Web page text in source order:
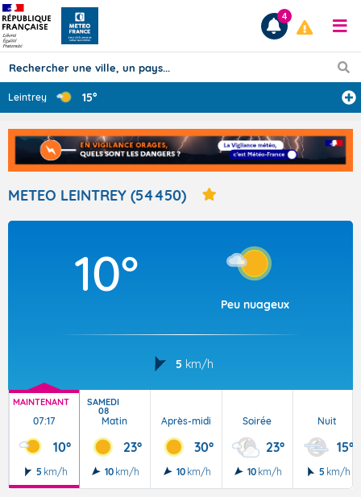
Prévisions
TOUS LES RÉSULTATS
Articles
4
Leintrey 15°
METEO LEINTREY (54450)
10°
Peu nuageux
5 km/h
MAINTENANT
07:17
10°
5 km/h
SAMEDI
08
Matin
23°
10 km/h
Après-midi
30°
10 km/h
Soirée
23°
10 km/h
Nuit
15°
5 km/h